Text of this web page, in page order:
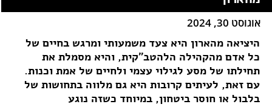
אוגוסט 30, 2024
היציאה מהארון היא צעד משמעותי ומרגש בחיים של
כל אדם מהקהילה הלהטב"קית, והיא מסמלת את
תחילתו של מסע לגילוי עצמי ולחיים של אמת וכנות.
עם זאת, לעיתים קרובות היא גם מלווה בתחושות של
בלבול או חוסר ביטחון, במיוחד כשזה נוגע